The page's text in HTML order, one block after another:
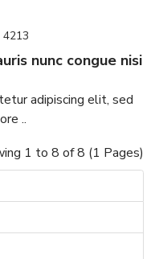
4213
adipiscing elit, sed
..
1 to 8 of 8 (1 Pages)